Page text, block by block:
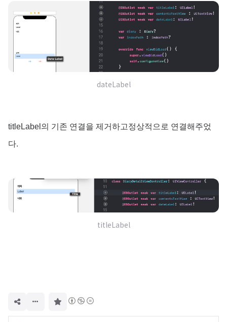
dateLabel
titleLabel의 기존 연결을 제거하고정상적으로 연결해주었
다.
titleLabel